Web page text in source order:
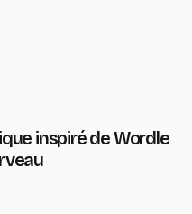
inspiré de Wordle